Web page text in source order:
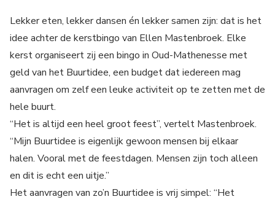
Lekker eten, lekker dansen én lekker samen zijn: dat is het
idee achter de kerstbingo van Ellen Mastenbroek. Elke
kerst organiseert zij een bingo in Oud-Mathenesse met
geld van het Buurtidee, een budget dat iedereen mag
aanvragen om zelf een leuke activiteit op te zetten met de
hele buurt.
“Het is altijd een heel groot feest”, vertelt Mastenbroek.
“Mijn Buurtidee is eigenlijk gewoon mensen bij elkaar
halen. Vooral met de feestdagen. Mensen zijn toch alleen
en dit is echt een uitje.”
Het aanvragen van zo’n Buurtidee is vrij simpel: “Het